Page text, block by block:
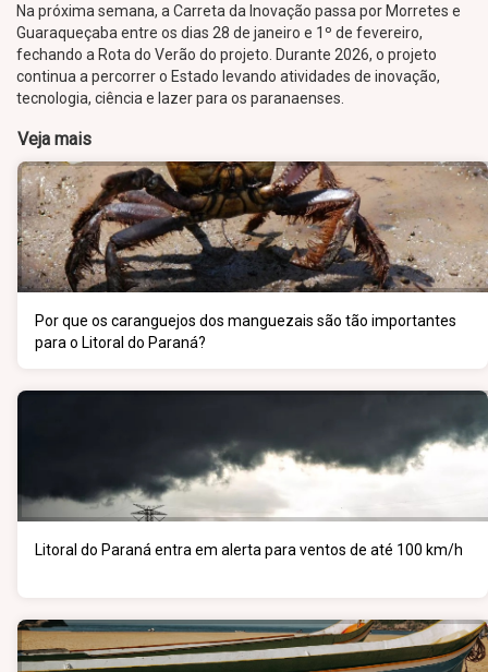
Na próxima semana, a Carreta da Inovação passa por Morretes e
Guaraqueçaba entre os dias 28 de janeiro e 1º de fevereiro,
fechando a Rota do Verão do projeto. Durante 2026, o projeto
continua a percorrer o Estado levando atividades de inovação,
tecnologia, ciência e lazer para os paranaenses.
Veja mais
Por que os caranguejos dos manguezais são tão importantes
para o Litoral do Paraná?
Litoral do Paraná entra em alerta para ventos de até 100 km/h